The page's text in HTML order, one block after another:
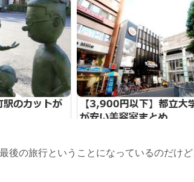
後の旅行ということになっているのだけ